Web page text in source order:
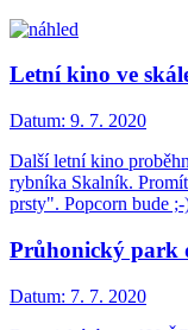
Letní kino ve
Datum: 9. 7. 2020
Další letní kino
rybníka Skalník.
prsty". Popcorn bude ;-
Průhonický park
Datum: 7. 7. 2020